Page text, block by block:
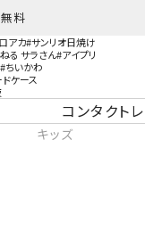
料
アカ サンリオ日焼け
る サラさん アイプリ
ちいかわ
ケース
コンタクト
キッズ